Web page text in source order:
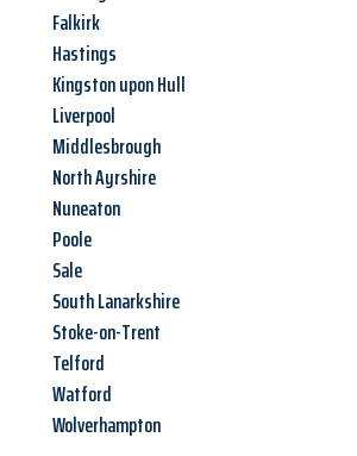
Falkirk
Hastings
Kingston upon Hull
Liverpool
Middlesbrough
North Ayrshire
Nuneaton
Poole
Sale
South Lanarkshire
Stoke-on-Trent
Telford
Watford
Wolverhampton